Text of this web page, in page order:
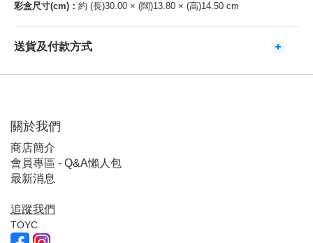
彩盒尺寸(cm)： 約 (長)30.00 × (闊)13.80 × (高)14.50 cm
送貨及付款方式
關於我們
商店簡介
會員專區 - Q&A懶人包
最新消息
追蹤我們
TOYC